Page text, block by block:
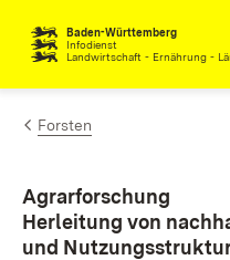
Zum Inhalt springen
Baden-Württemberg
Infodienst
Landwirtschaft - Ernährung -
Forsten
Agrarforschung
Herleitung von
und